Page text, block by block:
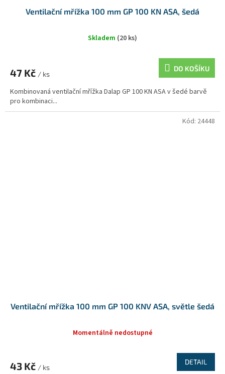
Ventilační mřížka 100 mm GP 100 KN ASA, šedá
Skladem (20 ks)
47 Kč / ks
DO KOŠÍKU
Kombinovaná ventilační mřížka Dalap GP 100 KN ASA v šedé barvě
pro kombinaci...
Ventilační mřížka 100 mm GP 100 KNV ASA, světle šedá
Momentálně nedostupné
43 Kč / ks
DETAIL
Kód: 24448